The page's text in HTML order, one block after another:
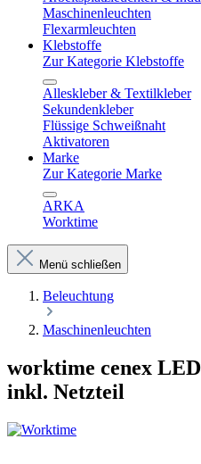
Maschinenleuchten
Flexarmleuchten
Klebstoffe
Zur Kategorie Klebstoffe
Alleskleber & Textilkleber
Sekundenkleber
Flüssige Schweißnaht
Aktivatoren
Marke
Zur Kategorie Marke
ARKA
Worktime
Menü schließen
Beleuchtung
Maschinenleuchten
worktime cenex
inkl. Netzteil